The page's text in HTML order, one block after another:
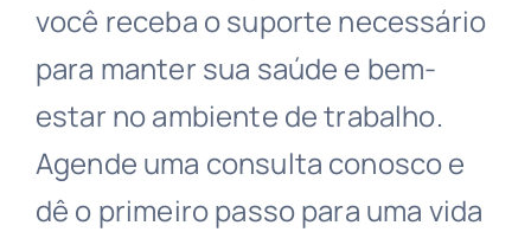
você receba o suporte necessário
para manter sua saúde e bem-
estar no ambiente de trabalho.
Agende uma consulta conosco e
dê o primeiro passo para uma vida